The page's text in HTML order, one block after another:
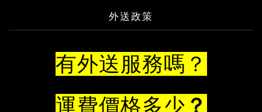
外送政策
有外送服務嗎？
運費價格多少 ？